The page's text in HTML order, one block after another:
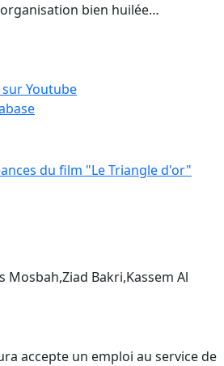
bien huilée…
Youtube
du film "Le Triangle d'or"
Mosbah,Ziad Bakri,Kassem Al
accepte un emploi au service de